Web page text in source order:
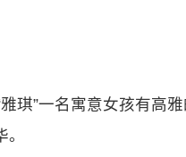
琪”一名寓意女孩有高